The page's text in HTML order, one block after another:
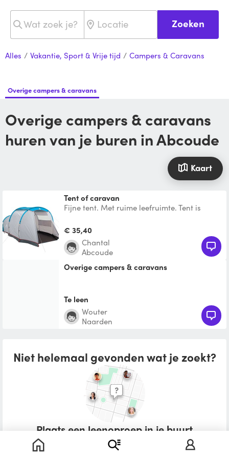
Zoeken
Alles / Vakantie, Sport & Vrije tijd / Campers & Caravans
Overige campers & caravans
Overige campers & caravans
huren van je buren in Abcoude
Kaart
Tent of caravan
Fijne tent. Met ruime leefruimte. Tent is
€ 35,40
chantal
Abcoude
Overige campers & caravans
Te leen
Wouter
Naarden
Niet helemaal gevonden wat je zoekt?
Plaats een leenoproep in je buurt
Wat zou je willen lenen?